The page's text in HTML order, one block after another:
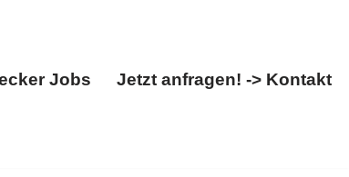
Jobs Jetzt anfragen! -> Kontakt